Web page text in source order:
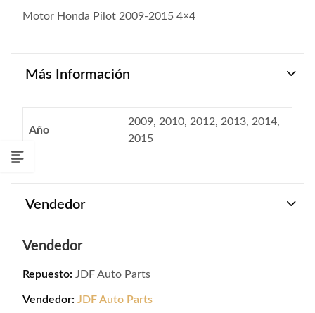
Motor Honda Pilot 2009-2015 4×4
Más Información
Año
2009, 2010, 2012, 2013, 2014,
2015
Vendedor
Vendedor
Repuesto: JDF Auto Parts
Vendedor: JDF Auto Parts